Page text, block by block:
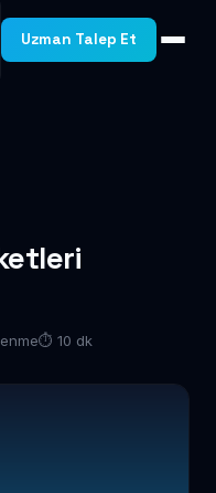
Uzman Talep Et
⏱ 10 dk